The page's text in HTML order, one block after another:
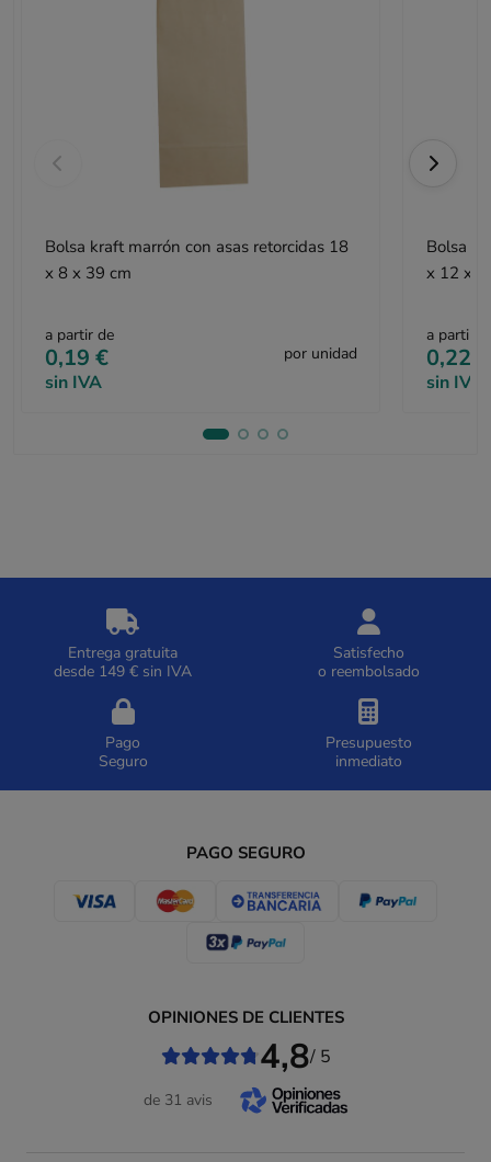
Bolsa kraft marrón con asas retorcidas 18
x 8 x 39 cm
a partir de
0,19 €
sin IVA
por unidad
Bolsa
x 12 x
a partir
0,22 €
sin IVA
Entrega gratuita
desde 149 € sin IVA
Satisfecho
o reembolsado
Pago
Seguro
Presupuesto
inmediato
PAGO SEGURO
OPINIONES DE CLIENTES
4,8/ 5
de 31 avis